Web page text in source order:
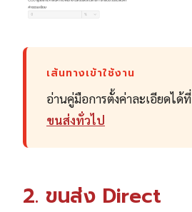
เส้นทางเข้าใช้งาน
อ่านคู่มือการตั้งค่าละเอียดได้ที่
ขนส่งทั่วไป
2. ขนส่ง Direct